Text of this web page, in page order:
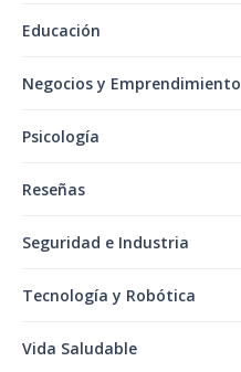
Educación
Negocios y Emprendimiento
Psicología
Reseñas
Seguridad e Industria
Tecnología y Robótica
Vida Saludable